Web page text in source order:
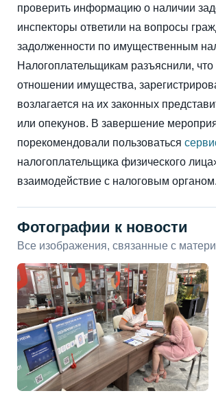
проверить информацию о наличии
инспекторы ответили на вопросы
задолженности по имущественным
Налогоплательщикам разъяснили,
отношении имущества,
возлагается на их законных
или опекунов. В завершение
порекомендовали пользоваться
налогоплательщика физического
взаимодействие с налоговым органом.
Фотографии к новости
Все изображения, связанные с